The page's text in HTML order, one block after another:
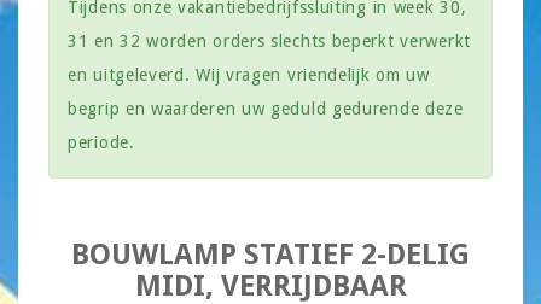
Tijdens onze vakantiebedrijfssluiting in week 30,
31 en 32 worden orders slechts beperkt verwerkt
en uitgeleverd. Wij vragen vriendelijk om uw
begrip en waarderen uw geduld gedurende deze
periode.
BOUWLAMP STATIEF 2-DELIG
MIDI, VERRIJDBAAR